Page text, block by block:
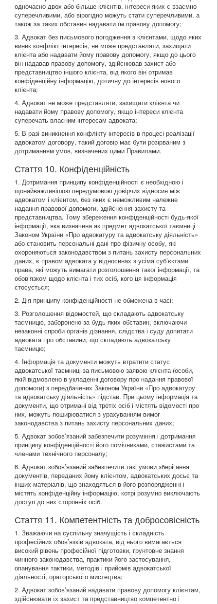
одночасно двох або більше клієнтів, інтереси яких є взаємно
суперечливими, або вірогідно можуть стати суперечливими, а
також за таких обставин надавати їм правову допомогу;
3. Адвокат без письмового погодження з клієнтами, щодо яких
виник конфлікт інтересів, не може представляти, захищати
клієнта або надавати йому правову допомогу, якщо до цього
він надавав правову допомогу, здійснював захист або
представництво іншого клієнта, від якого він отримав
конфіденційну інформацію, дотичну до інтересів нового
клієнта;
4. Адвокат не може представляти, захищати клієнта чи
надавати йому правову допомогу, якщо інтереси клієнта
суперечать власним інтересам адвоката;
5. В разі виникнення конфлікту інтересів в процесі реалізації
адвокатом договору, такий договір має бути розірваним з
дотриманням умов, визначених цими Правилами.
Стаття 10. Конфіденційність
1. Дотримання принципу конфіденційності є необхідною і
щонайважливішою передумовою довірчих відносин між
адвокатом і клієнтом, без яких є неможливим належне
надання правової допомоги, здійснення захисту та
представництва. Тому збереження конфіденційності будь-якої
інформації, яка визначена як предмет адвокатської таємниці
Законом України «Про адвокатуру та адвокатську діяльність»
або становить персональні дані про фізичну особу, які
охороняються законодавством з питань захисту персональних
даних, є правом адвоката у відносинах з усіма суб’єктами
права, які можуть вимагати розголошення такої інформації, та
обов’язком щодо клієнта і тих осіб, кого ця інформація
стосується;
2. Дія принципу конфіденційності не обмежена в часі;
3. Розголошення відомостей, що складають адвокатську
таємницю, заборонено за будь-яких обставин, включаючи
незаконні спроби органів дізнання, слідства і суду допитати
адвоката про обставини, що складають адвокатську
таємницю;
4. Інформація та документи можуть втратити статус
адвокатської таємниці за письмовою заявою клієнта (особи,
якій відмовлено в укладенні договору про надання правової
допомоги) з передбачених Законом України «Про адвокатуру
та адвокатську діяльність» підстав. При цьому інформація та
документи, що отримані від третіх осіб і містять відомості про
них, можуть поширюватися з урахуванням вимог
законодавства з питань захисту персональних даних;
5. Адвокат зобов’язаний забезпечити розуміння і дотримання
принципу конфіденційності його помічниками, стажистами та
членами технічного персоналу;
6. Адвокат зобов’язаний забезпечити такі умови зберігання
документів, переданих йому клієнтом, адвокатських досьє та
інших матеріалів, що знаходяться в його розпорядженні і
містять конфіденційну інформацію, котрі розумно виключають
доступ до них сторонніх осіб.
Стаття 11. Компетентність та добросовісність
1. Зважаючи на суспільну значущість і складність
професійних обов’язків адвоката, від нього вимагається
високий рівень професійної підготовки, ґрунтовне знання
чинного законодавства, практики його застосування,
опанування тактики, методів і прийомів адвокатської
діяльності, ораторського мистецтва;
2. Адвокат зобов’язаний надавати правову допомогу клієнтам,
здійснювати їх захист та представництво компетентно і